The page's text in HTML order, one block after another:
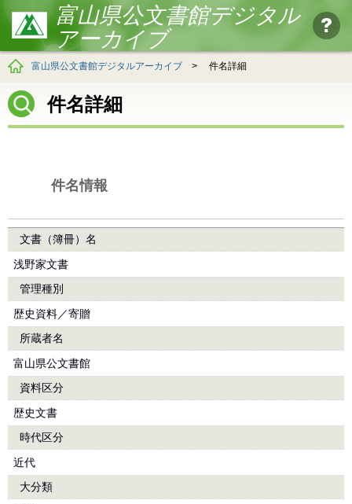
富山県公文書館デジタル
アーカイブ
富山県公文書館デジタルアーカイブ > 件名詳細
件名詳細
件名情報
文書（簿冊）名
浅野家文書
管理種別
歴史資料／寄贈
所蔵者名
富山県公文書館
資料区分
歴史文書
時代区分
近代
大分類